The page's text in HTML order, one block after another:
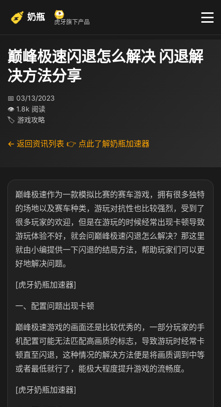
奶瓶 虎牙旗下产品
巅峰极速闪退怎么解决 闪退解
决方法分享
📅 03/13/2023
👁 1.8k 阅读
🏷 游戏攻略
← 返回资讯列表 👉 点此了解奶瓶加速器
巅峰极速作为一款模拟比赛的赛车游戏，拥有很多独特
的场地以及赛车种类，游玩对抗性也比较强烈，受到了
很多玩家的欢迎，但是在游玩的时候经常出现卡顿导致
游玩体验不好，就会问巅峰极速闪退怎么解决？那这里
就由小编提供一下闪退的结局方法，帮助玩家们可以更
好地解决问题。
[虎牙奶瓶加速器]
一、配置问题出现卡顿
巅峰极速游戏的画面还是比较优秀的，一部分玩家的手
机配置可能无法匹配高画质的标志，导致游玩时经常卡
顿直至闪退，这种情况的解决方法便是将画质调到中等
或者最低就行了，能极大程度提升游戏的流畅度。
[虎牙奶瓶加速器]